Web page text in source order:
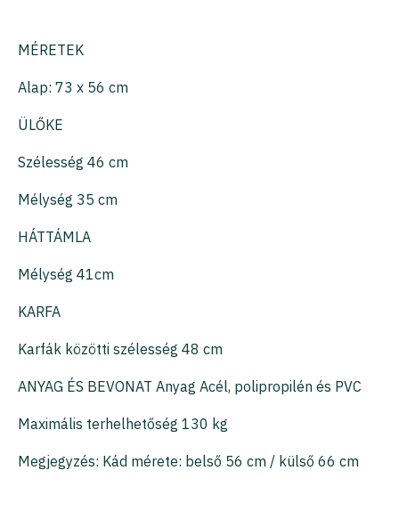
MÉRETEK
Alap: 73 x 56 cm
ÜLŐKE
Szélesség 46 cm
Mélység 35 cm
HÁTTÁMLA
Mélység 41cm
KARFA
Karfák közötti szélesség 48 cm
ANYAG ÉS BEVONAT Anyag Acél, polipropilén és PVC
Maximális terhelhetőség 130 kg
Megjegyzés: Kád mérete: belső 56 cm / külső 66 cm